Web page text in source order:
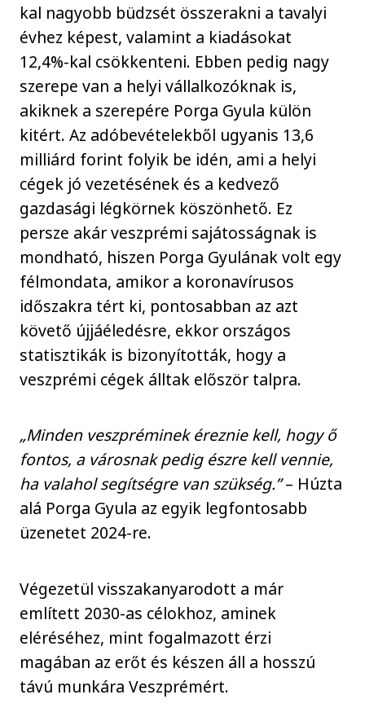
kal nagyobb büdzsét összerakni a tavalyi
évhez képest, valamint a kiadásokat
12,4%-kal csökkenteni. Ebben pedig nagy
szerepe van a helyi vállalkozóknak is,
akiknek a szerepére Porga Gyula külön
kitért. Az adóbevételekből ugyanis 13,6
milliárd forint folyik be idén, ami a helyi
cégek jó vezetésének és a kedvező
gazdasági légkörnek köszönhető. Ez
persze akár veszprémi sajátosságnak is
mondható, hiszen Porga Gyulának volt egy
félmondata, amikor a koronavírusos
időszakra tért ki, pontosabban az azt
követő újjáéledésre, ekkor országos
statisztikák is bizonyították, hogy a
veszprémi cégek álltak először talpra.
„Minden veszpréminek éreznie kell, hogy ő
fontos, a városnak pedig észre kell vennie,
ha valahol segítségre van szükség.”– Húzta
alá Porga Gyula az egyik legfontosabb
üzenetet 2024-re.
Végezetül visszakanyarodott a már
említett 2030-as célokhoz, aminek
eléréséhez, mint fogalmazott érzi
magában az erőt és készen áll a hosszú
távú munkára Veszprémért.